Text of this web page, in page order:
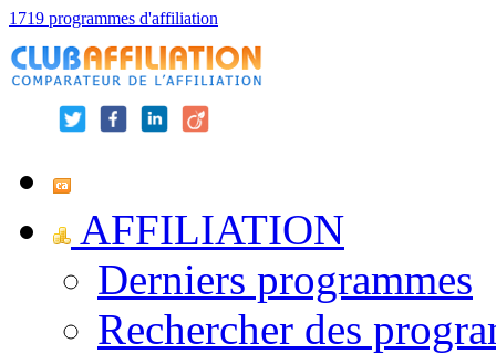
1719 programmes d'affiliation
AFFILIATION
Derniers programmes
Rechercher des